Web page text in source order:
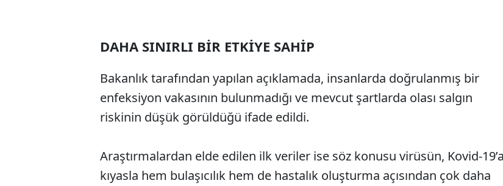
DAHA SINIRLI BİR ETKİYE SAHİP
Bakanlık tarafından yapılan açıklamada, insanlarda doğrulanmış bir
enfeksiyon vakasının bulunmadığı ve mevcut şartlarda olası salgın
riskinin düşük görüldüğü ifade edildi.
Araştırmalardan elde edilen ilk veriler ise söz konusu virüsün, Kovid-19’a
kıyasla hem bulaşıcılık hem de hastalık oluşturma açısından çok daha